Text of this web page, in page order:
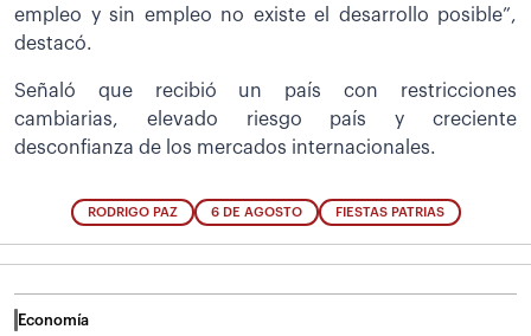
empleo y sin empleo no existe el desarrollo posible”,
destacó.
Señaló que recibió un país con restricciones
cambiarias, elevado riesgo país y creciente
desconfianza de los mercados internacionales.
RODRIGO PAZ 6 DE AGOSTO FIESTAS PATRIAS
Economía